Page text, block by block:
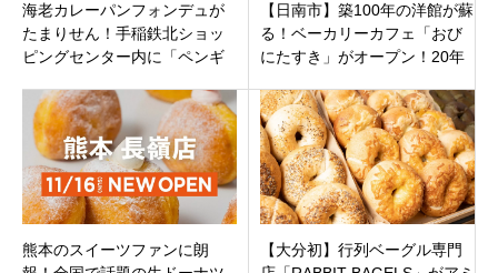
海老カレーパンフォンデュが
たまりせん！手稲鉄北ショッ
ピングセンター内に「ペンギ
月18日オープン
【日南市】築100年の洋館が蘇
る！ベーカリーカフェ「おび
にたすき」がオープン！20年
る空間へ
熊本のスイーツファンに朗
【大分初】行列ベーグル専門